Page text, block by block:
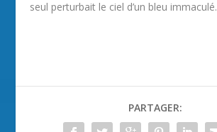
seul perturbait le ciel d’un bleu immaculé.
PARTAGER: